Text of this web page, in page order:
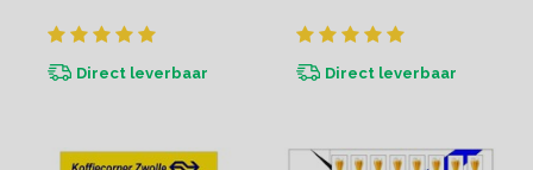
Direct leverbaar Direct leverbaar